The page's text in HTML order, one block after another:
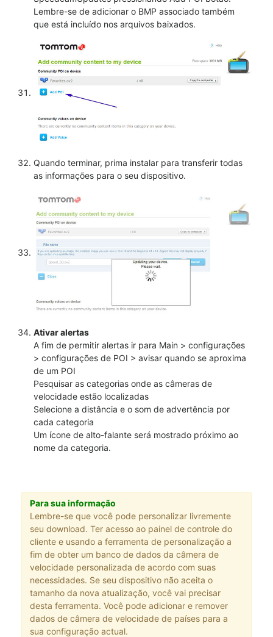
Lembre-se de adicionar o BMP associado também
que está incluído nos arquivos baixados.
Quando terminar, prima instalar para transferir todas
as informações para o seu dispositivo.
Ativar alertas
A fim de permitir alertas ir para Main > configurações
> configurações de POI > avisar quando se aproxima
de um POI
Pesquisar as categorias onde as câmeras de
velocidade estão localizadas
Selecione a distância e o som de advertência por
cada categoria
Um ícone de alto-falante será mostrado próximo ao
nome da categoria.
Para sua informação
Lembre-se que você pode personalizar livremente
seu download. Ter acesso ao painel de controle do
cliente e usando a ferramenta de personalização a
fim de obter um banco de dados da câmera de
velocidade personalizada de acordo com suas
necessidades. Se seu dispositivo não aceita o
tamanho da nova atualização, você vai precisar
desta ferramenta. Você pode adicionar e remover
dados de câmera de velocidade de países para a
sua configuração actual.